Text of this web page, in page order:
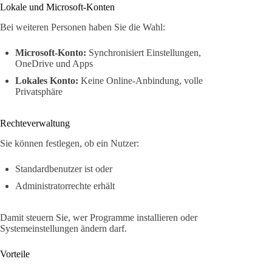
Lokale und Microsoft-Konten
Bei weiteren Personen haben Sie die Wahl:
Microsoft-Konto: Synchronisiert Einstellungen,
OneDrive und Apps
Lokales Konto: Keine Online-Anbindung, volle
Privatsphäre
Rechteverwaltung
Sie können festlegen, ob ein Nutzer:
Standardbenutzer ist oder
Administratorrechte erhält
Damit steuern Sie, wer Programme installieren oder
Systemeinstellungen ändern darf.
Vorteile